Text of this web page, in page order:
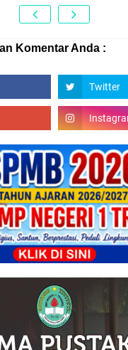
Komentar Anda :